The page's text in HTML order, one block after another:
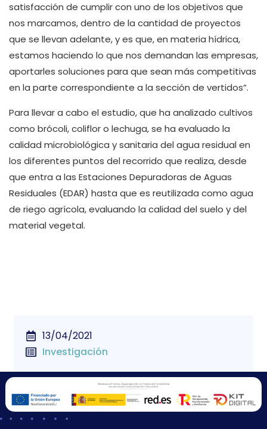
satisfacción de cumplir con uno de los objetivos que
nos marcamos, dentro de la cantidad de proyectos
que se llevan adelante, y es que, en materia hídrica,
estamos haciendo lo que nos demandan las empresas,
aportarles soluciones para que sean más competitivas
en la parte correspondiente a la sección de vertidos”.
Para llevar a cabo el estudio, que ha analizado cultivos
como brócoli, coliflor o lechuga, se ha evaluado la
calidad microbiológica y sanitaria del agua residual en
los diferentes puntos del recorrido que realiza, desde
que entra a las Estaciones Depuradoras de Aguas
Residuales (EDAR) hasta que es reutilizada como agua
de riego agrícola, evaluando la calidad del suelo y del
material vegetal.
13/04/2021
Investigación